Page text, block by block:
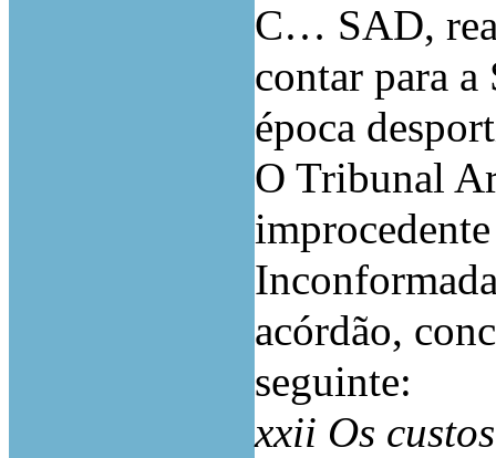
C… SAD,
contar para
época
O Tribunal
acórdão,
seguinte:
xxii Os